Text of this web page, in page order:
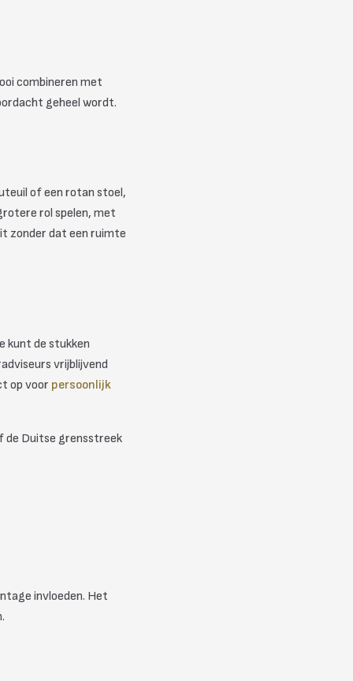
combineren met
geheel wordt.
of een rotan stoel,
rol spelen, met
zonder dat een ruimte
kunt de stukken
vrijblijvend
op voor persoonlijk
de Duitse grensstreek
invloeden. Het